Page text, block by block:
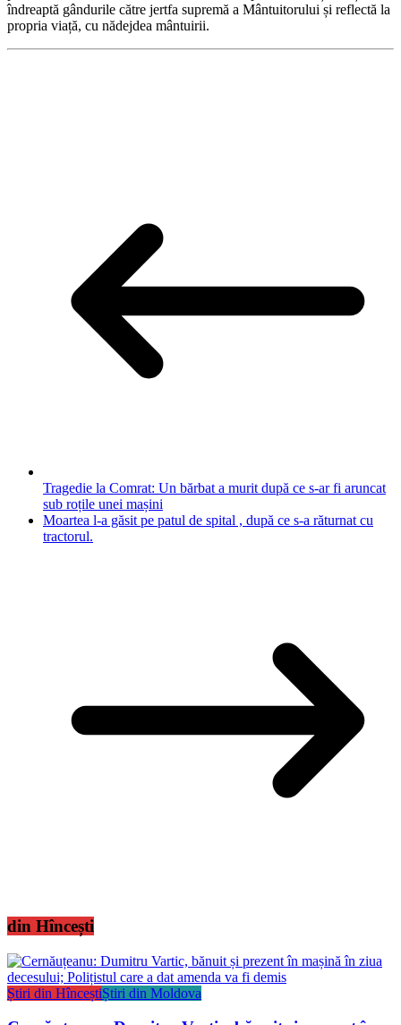
îndreaptă gândurile către jertfa supremă a Mântuitorului și reflectă la
propria viață, cu nădejdea mântuirii.
Tragedie la Comrat: Un bărbat a murit după ce s-ar fi aruncat
sub roțile unei mașini
Moartea l-a găsit pe patul de spital , după ce s-a răturnat cu
tractorul.
din Hîncești
Știri din HînceștiȘtiri din Moldova